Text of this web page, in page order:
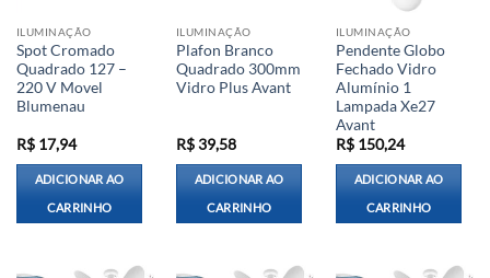
ILUMINAÇÃO
Spot Cromado
Quadrado 127 –
220 V Movel
Blumenau
R$17,94
ADICIONAR AO
CARRINHO
ILUMINAÇÃO
Plafon Branco
Quadrado 300mm
Vidro Plus Avant
R$39,58
ADICIONAR AO
CARRINHO
ILUMINAÇÃO
Pendente Globo
Fechado Vidro
Alumínio 1
Lampada Xe27
Avant
R$150,24
ADICIONAR AO
CARRINHO